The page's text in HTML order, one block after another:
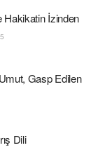
Hakikatin İzinden
Gasp Edilen
Dili